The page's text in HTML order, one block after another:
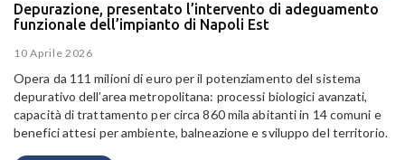
Depurazione, presentato l’intervento di adeguamento
funzionale dell’impianto di Napoli Est
10 Aprile 2026
Opera da 111 milioni di euro per il potenziamento del sistema
depurativo dell’area metropolitana: processi biologici avanzati,
capacità di trattamento per circa 860 mila abitanti in 14 comuni e
benefici attesi per ambiente, balneazione e sviluppo del territorio.